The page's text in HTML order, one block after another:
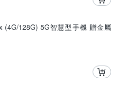
(4G/128G) 5G智慧型手機 贈金屬